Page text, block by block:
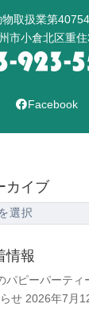
物取扱業第
市小倉北区重
Facebook
カイブ
情報
パピーパーティ
せ 2026年7月